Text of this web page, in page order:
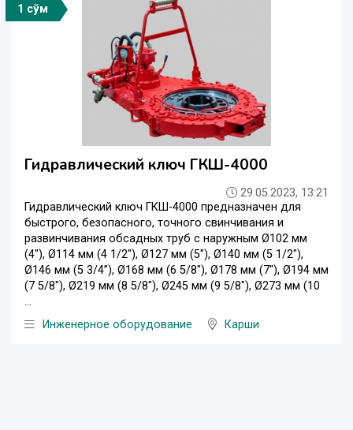
1 сўм
Гидравлический ключ ГКШ-4000
29.05.2023, 13:21
Гидравлический ключ ГКШ-4000 предназначен для
быстрого, безопасного, точного свинчивания и
развинчивания обсадных труб с наружным Ø102 мм
(4"), Ø114 мм (4 1/2"), Ø127 мм (5"), Ø140 мм (5 1/2"),
Ø146 мм (5 3/4”), Ø168 мм (6 5/8"), Ø178 мм (7"), Ø194 мм
(7 5/8"), Ø219 мм (8 5/8"), Ø245 мм (9 5/8"), Ø273 мм (10
...
Инженерное оборудование
Карши